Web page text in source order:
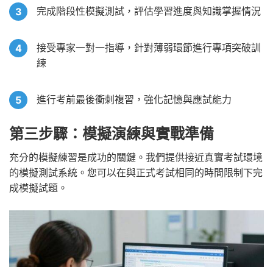
完成階段性模擬測試，評估學習進度與知識掌握情況
接受專家一對一指導，針對薄弱環節進行專項突破訓
練
進行考前最後衝刺複習，強化記憶與應試能力
第三步驟：模擬演練與實戰準備
充分的模擬練習是成功的關鍵。我們提供接近真實考試環境
的模擬測試系統。您可以在與正式考試相同的時間限制下完
成模擬試題。